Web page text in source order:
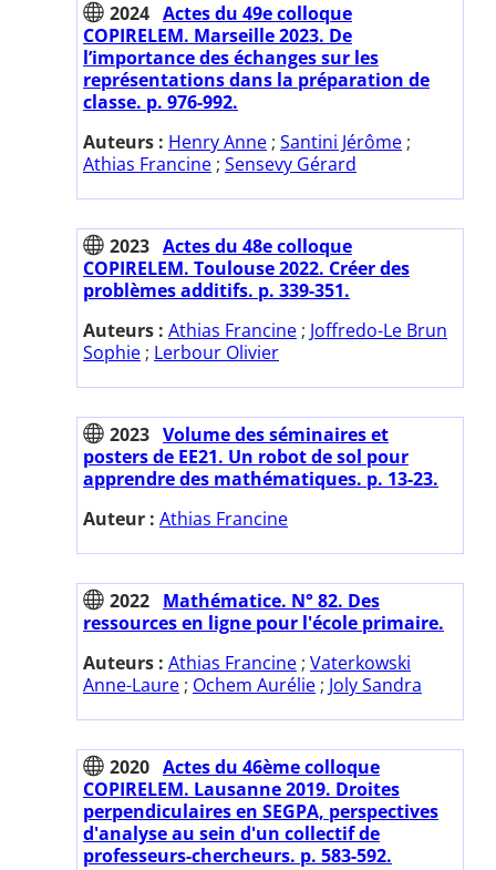
2024 Actes du 49e colloque
COPIRELEM. Marseille 2023. De
l’importance des échanges sur les
représentations dans la préparation de
classe. p. 976-992.
Auteurs : Henry Anne ; Santini Jérôme ;
Athias Francine ; Sensevy Gérard
2023 Actes du 48e colloque
COPIRELEM. Toulouse 2022. Créer des
problèmes additifs. p. 339-351.
Auteurs : Athias Francine ; Joffredo-Le Brun
Sophie ; Lerbour Olivier
2023 Volume des séminaires et
posters de EE21. Un robot de sol pour
apprendre des mathématiques. p. 13-23.
Auteur : Athias Francine
2022 Mathématice. N° 82. Des
ressources en ligne pour l'école primaire.
Auteurs : Athias Francine ; Vaterkowski
Anne-Laure ; Ochem Aurélie ; Joly Sandra
2020 Actes du 46ème colloque
COPIRELEM. Lausanne 2019. Droites
perpendiculaires en SEGPA, perspectives
d'analyse au sein d'un collectif de
professeurs-chercheurs. p. 583-592.